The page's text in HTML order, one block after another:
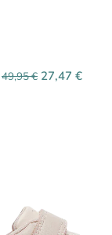
49,95€ 27,47 €